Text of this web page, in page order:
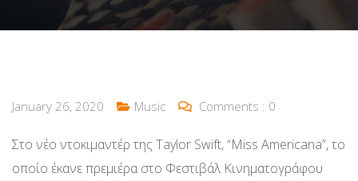
January 26, 2020 Music Comments : 0
Στο νέο ντοκιμαντέρ της Taylor Swift, “Miss Americana”, το
οποίο έκανε πρεμιέρα στο Φεστιβάλ Κινηματογράφου